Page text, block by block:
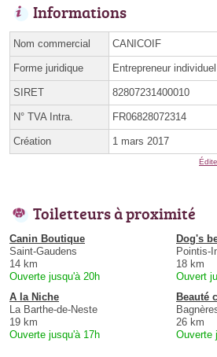
Informations
Nom commercial CANICOIF
Forme juridique Entrepreneur individuel
SIRET 82807231400010
N° TVA Intra. FR06828072314
Création 1 mars 2017
Toiletteurs à proximité
Canin Boutique
Saint-Gaudens
14 km
Ouverte jusqu'à 20h
Dog's
Pointis-
18 km
Ouvert
A la Niche
La Barthe-de-Neste
19 km
Ouverte jusqu'à 17h
Beauté
26 km
Ouverte